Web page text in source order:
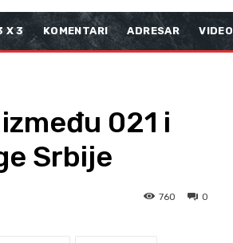
X 3 KOMENTARI ADRESAR VIDEO
021 i
Srbije
0
760